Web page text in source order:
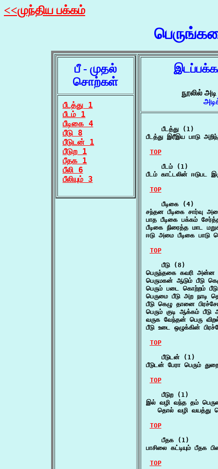
<<முந்திய பக்கம்
பீ - முதல்
சொற்கள்
பீடத்து 1
பீடம் 1
பீடிகை 4
பீடு 8
பீடுடன் 1
பீடுற 1
பீதக 1
பீலி 6
பீலியும் 3
நூலில்
    பீடத்து (1)
பீடத்து இரீஇய பாடு
TOP
    பீடம் (1)
பீடம் காட்டலின் ஈடுபட
TOP
    பீடிகை (4)
சந்தன பீடிகை சார்வு
பாத பீடிகை பக்கம்
பீடிகை நிரைத்த மாட
ஈடு அமை பீடிகை
TOP
    பீடு (8)
பெருந்தகை கவரி அன்ன
பெருமகன் ஆடும் பீடு
பெரும் படை கொற்றம்
பெருமை பீடு அற நாடி
பீடு கெழு தானை
பெரும் குடி ஆக்கம்
வருக வேந்தன் பெரு
பீடு உடை ஒழுக்கின்
TOP
    பீடுடன் (1)
பீடுடன் பேரா பெரும்
TOP
    பீடுற (1)
இல் வழி வந்த தம்
தொல் வழி வயத்து
TOP
    பீதக (1)
பாசிலை கட்டியும் பீதக
TOP